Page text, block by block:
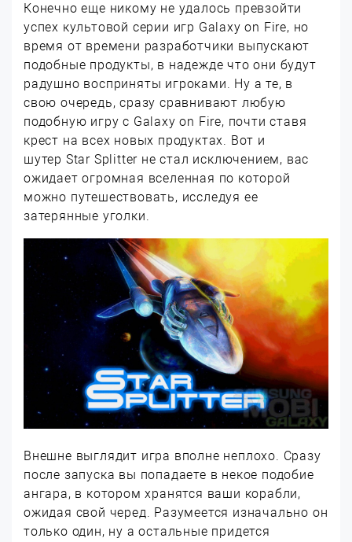
Конечно еще никому не удалось превзойти
успех культовой серии игр Galaxy on Fire, но
время от времени разработчики выпускают
подобные продукты, в надежде что они будут
радушно восприняты игроками. Ну а те, в
свою очередь, сразу сравнивают любую
подобную игру с Galaxy on Fire, почти ставя
крест на всех новых продуктах. Вот и
шутер Star Splitter не стал исключением, вас
ожидает огромная вселенная по которой
можно путешествовать, исследуя ее
затерянные уголки.
Внешне выглядит игра вполне неплохо. Сразу
после запуска вы попадаете в некое подобие
ангара, в котором хранятся ваши корабли,
ожидая свой черед. Разумеется изначально он
только один, ну а остальные придется